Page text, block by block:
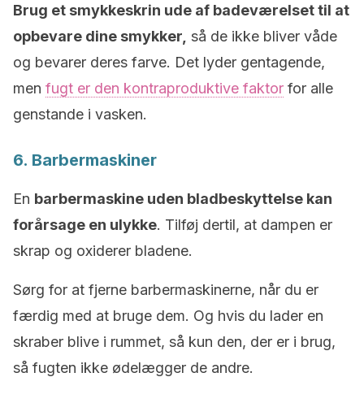
Brug et smykkeskrin ude af badeværelset til at
opbevare dine smykker, så de ikke bliver våde
og bevarer deres farve. Det lyder gentagende,
men fugt er den kontraproduktive faktor for alle
genstande i vasken.
6. Barbermaskiner
En barbermaskine uden bladbeskyttelse kan
forårsage en ulykke. Tilføj dertil, at dampen er
skrap og oxiderer bladene.
Sørg for at fjerne barbermaskinerne, når du er
færdig med at bruge dem. Og hvis du lader en
skraber blive i rummet, så kun den, der er i brug,
så fugten ikke ødelægger de andre.